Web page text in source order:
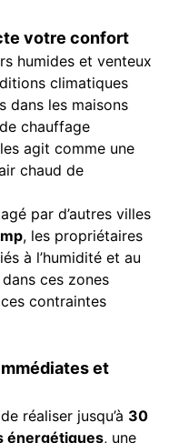
votre confort
humides et venteux
climatiques
dans les maisons
chauffage
agit comme une
chaud de
par d’autres villes
, les propriétaires
à l’humidité et au
ces zones
contraintes
et
réaliser jusqu’à 30
énergétiques, une